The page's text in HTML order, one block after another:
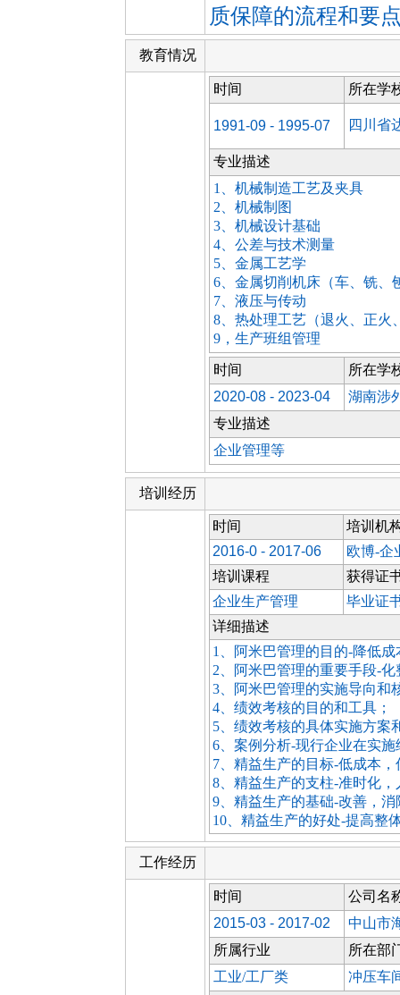
质保障的流程和要
教育情况
时间 所在学
1991-09 - 1995-07 四川省
专业描述
1、机械制造工艺及夹具
2、机械制图
3、机械设计基础
4、公差与技术测量
5、金属工艺学
6、金属切削机床（车、铣
7、液压与传动
8、热处理工艺（退火、正火
9，生产班组管理
时间
所在学
2020-08 - 2023-04
湖南涉
专业描述
企业管理等
培训经历
时间
培训机
2016-0 - 2017-06
欧博-企
培训课程
获得证
企业生产管理
毕业证
详细描述
1、阿米巴管理的目的-降低成
2、阿米巴管理的重要手段-化
3、阿米巴管理的实施导向和
4、绩效考核的目的和工具；
5、绩效考核的具体实施方案
6、案例分析-现行企业在实
7、精益生产的目标-低成本
8、精益生产的支柱-准时化
9、精益生产的基础-改善，
10、精益生产的好处-提高整
工作经历
时间
公司名
2015-03 - 2017-02
中山市
所属行业
所在部
工业/工厂类
冲压车